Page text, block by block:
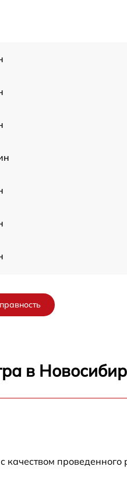
в
качеством